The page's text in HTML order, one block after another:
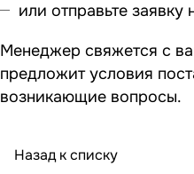
или отправьте заявку
Менеджер свяжется с
предложит условия
возникающие вопросы.
Назад к списку